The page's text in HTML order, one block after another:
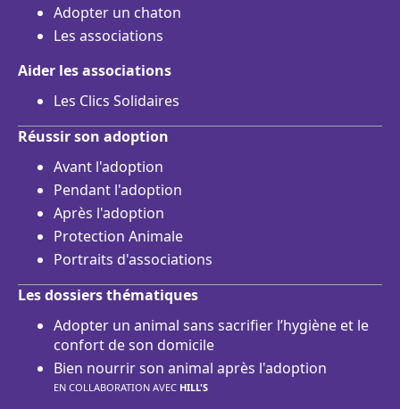
Adopter un chaton
Les associations
Aider les associations
Les Clics Solidaires
Réussir son adoption
Avant l'adoption
Pendant l'adoption
Après l'adoption
Protection Animale
Portraits d'associations
Les dossiers thématiques
Adopter un animal sans sacrifier l’hygiène et le
confort de son domicile
Bien nourrir son animal après l'adoption
EN COLLABORATION AVEC HILL'S